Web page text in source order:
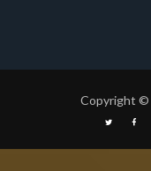
Copyright ©